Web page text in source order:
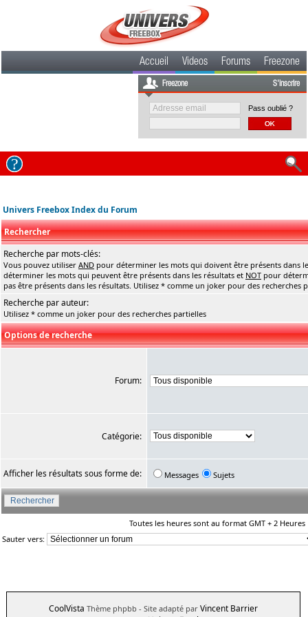
Accueil Videos Forums Freezone
Freezone S'inscrire
Pass oublié ?
Univers Freebox Index du Forum
Rechercher
Recherche par mots-clés:
Vous pouvez utiliser AND pour déterminer les mots qui doivent être présents dans
déterminer les mots qui peuvent être présents dans les résultats et NOT pour
pas être présents dans les résultats. Utilisez * comme un joker pour des recherches
Recherche par auteur:
Utilisez * comme un joker pour des recherches partielles
Options de recherche
Forum:
Catégorie:
Afficher les résultats sous forme de: Messages Sujets
Toutes les heures sont au format GMT + 2 Heures
Sauter vers:
CoolVista Thème phpbb - Site adapté par Vincent Barrier